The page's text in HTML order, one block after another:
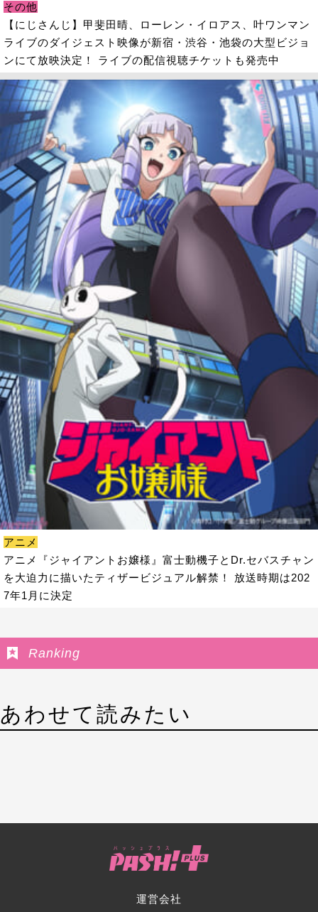
その他
【にじさんじ】甲斐田晴、ローレン・イロアス、叶ワンマン
ライブのダイジェスト映像が新宿・渋谷・池袋の大型ビジョ
ンにて放映決定！ ライブの配信視聴チケットも発売中
アニメ
アニメ『ジャイアントお嬢様』富士動機子とDr.セバスチャン
を大迫力に描いたティザービジュアル解禁！ 放送時期は202
7年1月に決定
Ranking
あわせて読みたい
運営会社